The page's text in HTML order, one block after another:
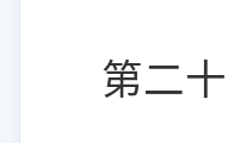
第二